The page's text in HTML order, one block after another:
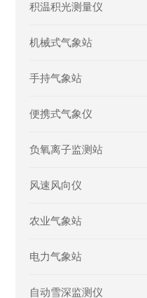
积温积光测量仪
机械式气象站
手持气象站
便携式气象仪
负氧离子监测站
风速风向仪
农业气象站
电力气象站
自动雪深监测仪